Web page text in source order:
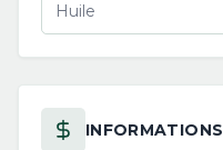
Huile
INFORMATIONS